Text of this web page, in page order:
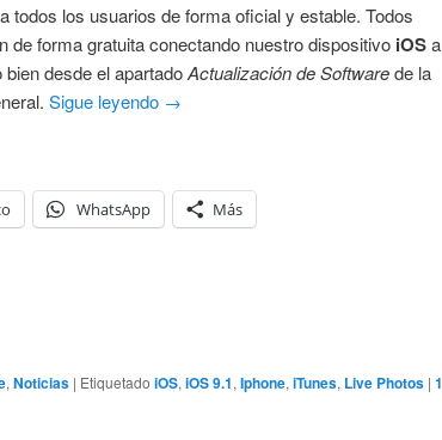
todos los usuarios de forma oficial y estable. Todos
de forma gratuita conectando nuestro dispositivo iOSa
desde el apartadoActualización de Softwarede la
Sigue leyendo →
WhatsApp Más
,Noticias | Etiquetado iOS,iOS 9.1,Iphone,iTunes, Live Photos | 1